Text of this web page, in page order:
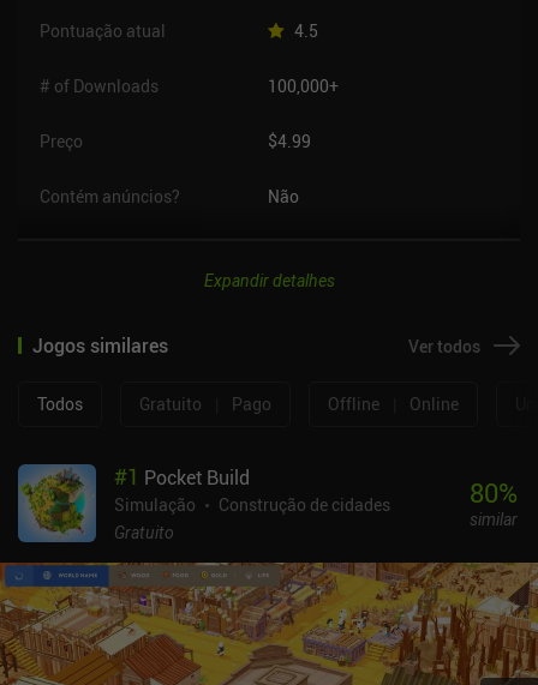
Pontuação atual 4.5
# of Downloads 100,000+
Preço $4.99
Contém anúncios? Não
Expandir detalhes
Jogos similares Ver todos
Todos Gratuito Pago Offline Online
#1 Pocket Build
Simulação
Construção de cidades
Gratuito
80%
similar